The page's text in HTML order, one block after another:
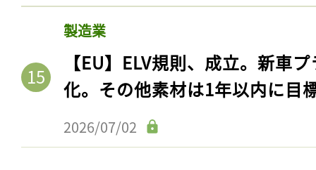
製造業
【EU】ELV規則、成立。新車
化。その他素材は1年以内に目
2026/07/02